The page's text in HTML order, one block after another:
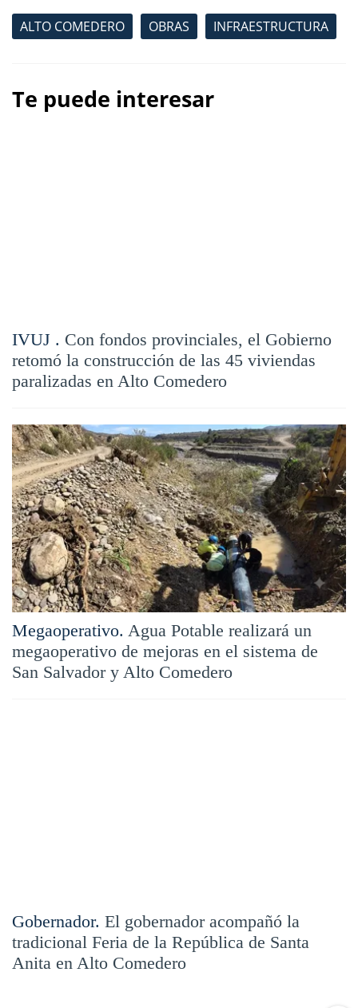
ALTO COMEDERO OBRAS INFRAESTRUCTURA
Te puede interesar
IVUJ . Con fondos provinciales, el Gobierno
retomó la construcción de las 45 viviendas
paralizadas en Alto Comedero
Megaoperativo. Agua Potable realizará un
megaoperativo de mejoras en el sistema de
San Salvador y Alto Comedero
Gobernador. El gobernador acompañó la
tradicional Feria de la República de Santa
Anita en Alto Comedero